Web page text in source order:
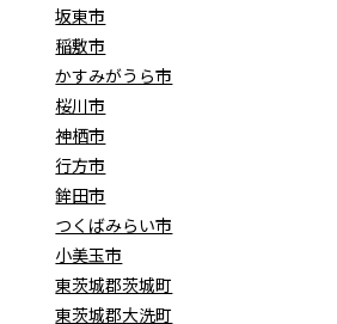
坂東市
稲敷市
かすみがうら市
桜川市
神栖市
行方市
鉾田市
つくばみらい市
小美玉市
東茨城郡茨城町
東茨城郡大洗町